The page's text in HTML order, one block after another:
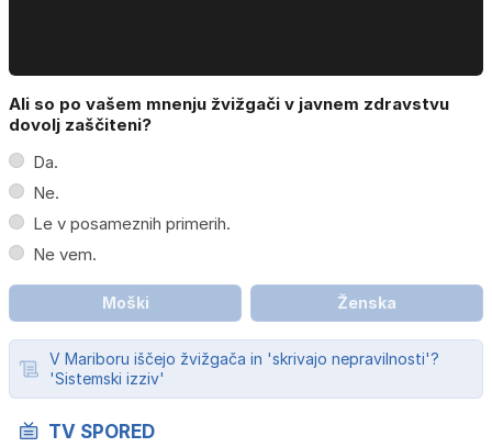
Ali so po vašem mnenju žvižgači v javnem zdravstvu
dovolj zaščiteni?
Da.
Ne.
Le v posameznih primerih.
Ne vem.
Moški Ženska
V Mariboru iščejo žvižgača in 'skrivajo nepravilnosti'?
'Sistemski izziv'
TV SPORED